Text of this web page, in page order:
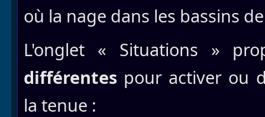
où la nage dans les bassins
L'onglet « Situations »
différentes pour activer ou
la tenue :